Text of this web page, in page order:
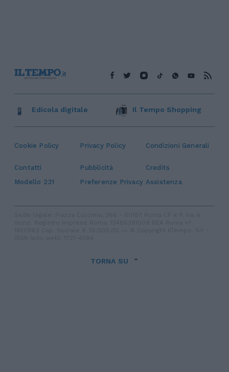
Cookie Policy Privacy Policy Condizioni Generali
Contatti Pubblicità
Credits
Modello 231
Preferenze Privacy Assistenza
Edicola digitale Il Tempo Shopping
TORNA SU